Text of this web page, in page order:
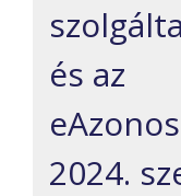
és az
2024.